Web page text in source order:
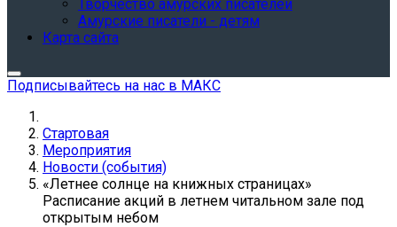
Творчество амурских писателей
Амурские писатели - детям
Карта сайта
Подписывайтесь на нас в МАКС
Стартовая
Мероприятия
Новости (события)
«Летнее солнце на книжных страницах»
Расписание акций в летнем читальном зале под
открытым небом